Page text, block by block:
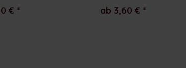
€ * ab 3,60 € *